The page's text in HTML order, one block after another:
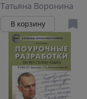
Татьяна Воронина
В корзину